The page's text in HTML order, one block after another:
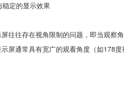
定的显示效果
往往存在视角限制的问题，即当观察
屏通常具有宽广的观看角度（如178